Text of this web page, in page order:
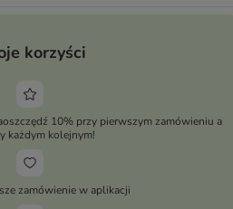
korzyści
10% przy pierwszym zamówieniu a
każdym kolejnym!
zamówienie w aplikacji